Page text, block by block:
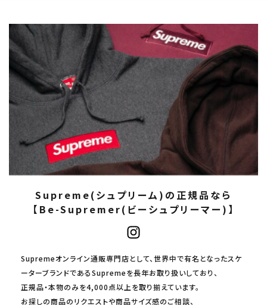
Supreme(シュプリーム)の正規品なら
【Be-Supremer(ビーシュプリーマー)】
Supremeオンライン通販専門店として、世界中で有名となったスケ
ーターブランドであるSupremeを長年お取り扱いしており、
正規品・本物のみを4,000点以上を取り揃えています。
お探しの商品のリクエストや商品サイズ感のご相談、